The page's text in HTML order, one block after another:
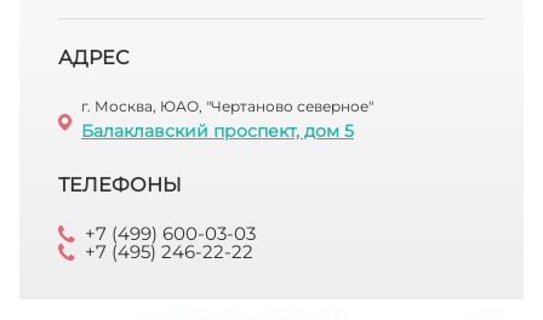
АДРЕС
г. Москва, ЮАО, "Чертаново северное"
Балаклавский проспект, дом 5
ТЕЛЕФОНЫ
+7 (499) 600-03-03
+7 (495) 246-22-22